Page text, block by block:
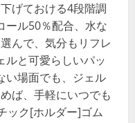
げておける4段階調
ール50％配合、水な
んで、気分もリフレ
ルと可愛らしいパッ
い場面でも、ジェル
ば、手軽にいつでも
ック[ホルダー]ゴム